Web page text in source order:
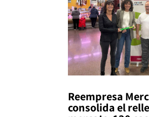
Reempresa
consolida el